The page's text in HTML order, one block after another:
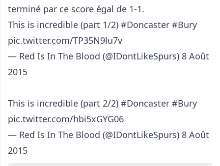
terminé par ce score égal de 1-1.
This is incredible (part 1/2) #Doncaster #Bury
pic.twitter.com/TP35N9lu7v
— Red Is In The Blood (@IDontLikeSpurs) 8 Août
2015
This is incredible (part 2/2) #Doncaster #Bury
pic.twitter.com/hbi5xGYG06
— Red Is In The Blood (@IDontLikeSpurs) 8 Août
2015